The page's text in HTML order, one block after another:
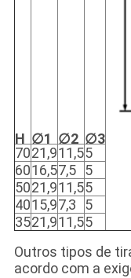
H ∅1 ∅2 ∅3
7021,911,55
6016,57,5 5
5021,911,55
4015,97,3
5
3521,911,55
Outros tipos de
acordo com a